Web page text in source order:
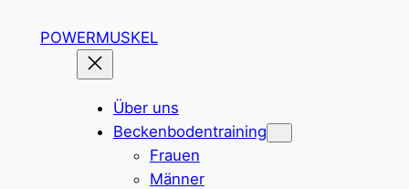
InhaltPOWERMUSKEL
Über uns
Beckenbodentraining
Frauen
Männer